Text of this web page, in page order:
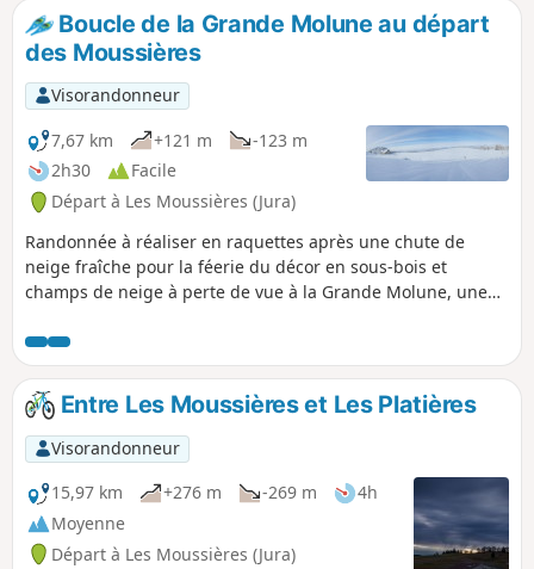
Boucle de la Grande Molune au départ
des Moussières
Visorandonneur
7,67 km
+121 m
-123 m
2h30
Facile
Départ à Les Moussières (Jura)
Randonnée à réaliser en raquettes après une chute de
neige fraîche pour la féerie du décor en sous-bois et
champs de neige à perte de vue à la Grande Molune, une
Jaune peuvent aider à l'orientation sur une partie du
parcours.
Entre Les Moussières et Les Platières
Visorandonneur
15,97 km
+276 m -269 m
4h
Moyenne
Départ à Les Moussières (Jura)